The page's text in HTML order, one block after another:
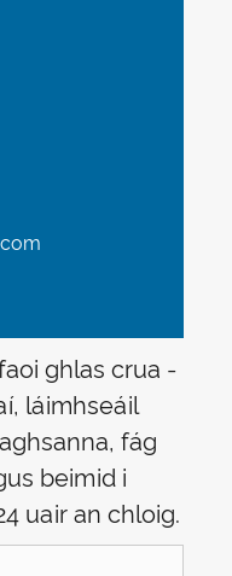
ghlas crua -
láimhseáil
fág
beimid i
uair an chloig.